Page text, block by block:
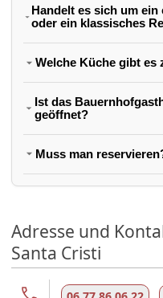
Handelt es sich um
oder ein klassisches
Welche Küche gibt es
Ist das
geöffnet?
Muss man
Adresse und
Santa Cristi